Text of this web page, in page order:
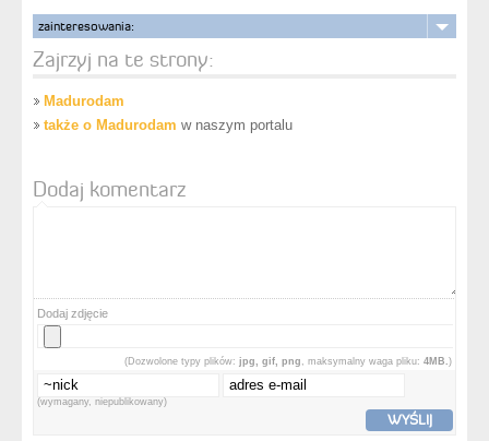
zainteresowania:
Zajrzyj na te strony:
Madurodam
także o Madurodam w naszym portalu
Dodaj komentarz
Dodaj zdjęcie
(Dozwolone typy plików: jpg, gif, png , maksymalny waga pliku: 4MB. )
(wymagany, niepublikowany)
WYŚLIJ